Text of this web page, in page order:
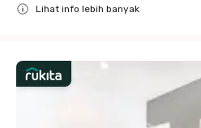
Lihat info lebih banyak